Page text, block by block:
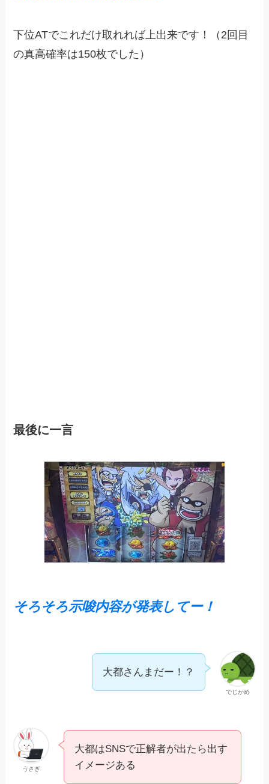
下位ATでこれだけ取れれば上出来です！（2回目
の真高確率は150枚でした）
最後に一言
そろそろ示唆内容が発表してー！
でじかめ
大都さんまだー！？
うさぎ
大都はSNSで正解者が出たら出す
イメージある